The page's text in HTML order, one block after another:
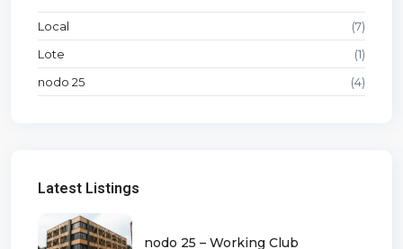
Local
(7)
Lote
(1)
nodo 25
(4)
Latest Listings
nodo 25 – Working Club